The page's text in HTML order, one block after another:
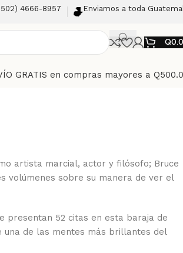
4666-8957 Enviamos a toda
Q
GRATIS en compras mayores a
artista marcial, actor y filósofo; Bruce
volúmenes sobre su manera de ver el
presentan 52 citas en esta baraja de
una de las mentes más brillantes del